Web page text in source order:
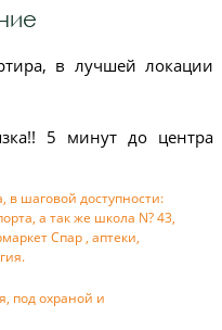
в лучшей локации
5 минут до центра
в шаговой доступности:
а так же школа N? 43,
Спар , аптеки,
под охраной и